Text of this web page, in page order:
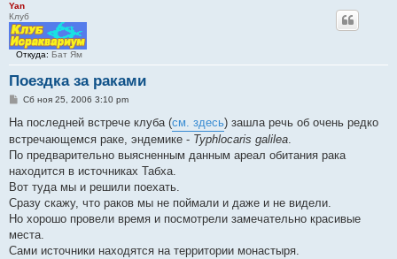
Yan
Клуб
Откуда: Бат Ям
Поездка за раками
С
о
щ
е
н
и
е
Сб ноя 25, 2006 3:10 pm
На последней встрече клуба (см. здесь) зашла речь об очень редко
встречающемся раке, эндемике - Typhlocaris galilea.
По предварительно выясненным данным ареал обитания рака
находится в источниках Табха.
Вот туда мы и решили поехать.
Сразу скажу, что раков мы не поймали и даже и не видели.
Но хорошо провели время и посмотрели замечательно красивые
места.
Сами источники находятся на территории монастыря.